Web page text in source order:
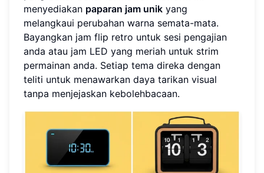
menyediakan paparan jam unik yang
melangkaui perubahan warna semata-mata.
Bayangkan jam flip retro untuk sesi pengajian
anda atau jam LED yang meriah untuk strim
permainan anda. Setiap tema direka dengan
teliti untuk menawarkan daya tarikan visual
tanpa menjejaskan kebolehbacaan.